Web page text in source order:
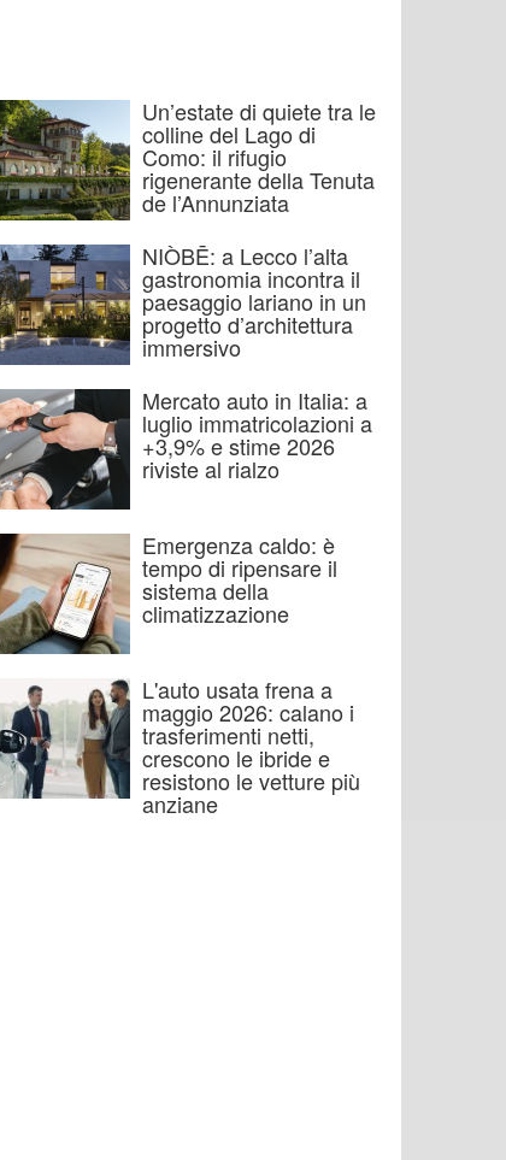
Un’estate di quiete tra le
colline del Lago di
Como: il rifugio
rigenerante della Tenuta
de l’Annunziata
NIÒBĒ: a Lecco l’alta
gastronomia incontra il
paesaggio lariano in un
progetto d’architettura
immersivo
Mercato auto in Italia: a
luglio immatricolazioni a
+3,9% e stime 2026
riviste al rialzo
Emergenza caldo: è
tempo di ripensare il
sistema della
climatizzazione
L'auto usata frena a
maggio 2026: calano i
trasferimenti netti,
crescono le ibride e
resistono le vetture più
anziane